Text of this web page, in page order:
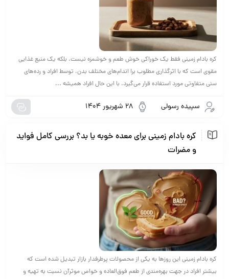
کره بادام زمینی فقط یک خوراکی خوش طعم و خوشمزه نیست. بلکه یک منبع غذایی
مقوی است که با اثرگذاری مطلوب برا اندام‌های مختلف بدن، توسط افراد و رده‌های
سنی متفاوتی مورد استفاده قرار می‌گیرد. با این حال افراد همیشه ...
سپیده رسولی 28 شهریور 1404
کره بادام زمینی برای معده خوبه یا بد؟ بررسی کامل فواید
و مضرات
کره بادام زمینی این روزها به یکی از محصولات پرطرفدار بازار تبدیل شده است که
بیشتر افراد در جهت بهره‌مندی از طعم فوق‌العاده و خواص موثرآن نسبت به تهیه و